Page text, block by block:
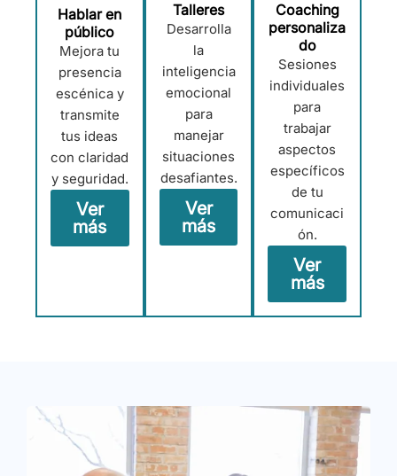
Hablar en
público
Mejora tu
presencia
escénica y
transmite
tus ideas
con claridad
y seguridad.
Ver
más
Talleres
Desarrolla
la
inteligencia
emocional
para
manejar
situaciones
desafiantes.
Ver
más
Coaching
personaliza
do
Sesiones
individuales
para
trabajar
aspectos
específicos
de tu
comunicaci
ón.
Ver
más